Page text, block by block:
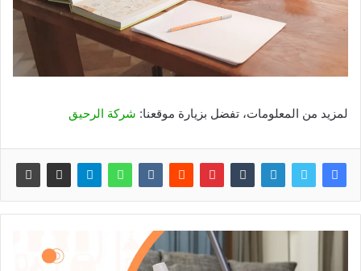
لمزيد من المعلومات، تفضل بزيارة موقعنا: شركة الرحيق